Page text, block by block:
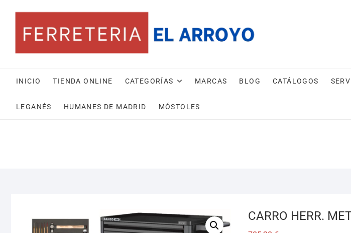
contenido
INICIO TIENDA ONLINE CATEGORÍAS MARCAS BLOG CATÁLOGOS
LEGANÉS HUMANES DE MADRID MÓSTOLES
CARRO HERR.